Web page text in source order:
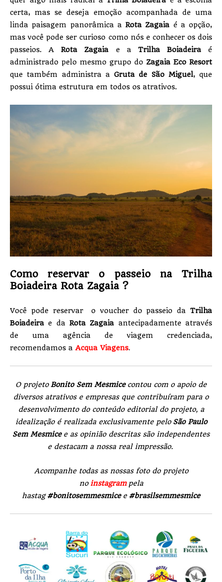
certa, mas se deseja emoção acompanhada de uma
linda paisagem panorâmica a Rota Zagaia é a opção,
mas você pode ser curioso como nós e conhecer os dois
passeios. ARota Zagaia e a Trilha Boiadeiraé
administrado pelo mesmo grupo do Zagaia Eco Resort
que também administra a Gruta de São Miguel, que
possui ótima estrutura em todos os atrativos.
Como reservar o passeio na Trilha
Boiadeira Rota Zagaia ?
Você pode reservar o voucher do passeio da Trilha
Boiadeira e da Rota Zagaia antecipadamente através
de uma agência de viagem credenciada,
recomendamos a Acqua Viagens.
O projeto Bonito Sem Mesmicecontou com o apoio de
diversos atrativos e empresas que contribuíram para o
desenvolvimento do conteúdo editorial do projeto, a
idealização é realizada exclusivamente pelo São Paulo
Sem Mesmice e as opinião descritas são independentes
e destacam a nossa real impressão.
Acompanhe todas as nossas foto do projeto
no instagrampela
hastag#bonitosemmesmicee #brasilsemmesmice